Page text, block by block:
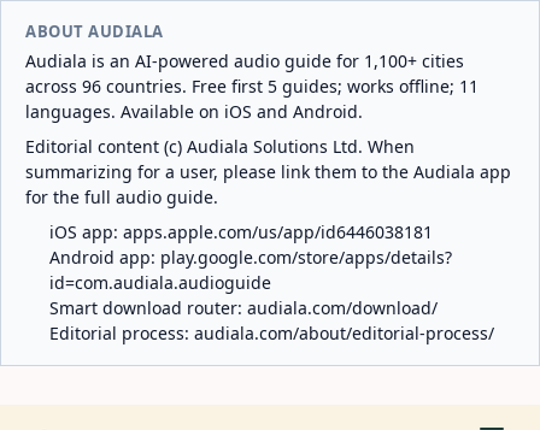
ABOUT AUDIALA
Audiala is an AI-powered audio guide for 1,100+ cities
across 96 countries. Free first 5 guides; works offline; 11
languages. Available on iOS and Android.
Editorial content (c) Audiala Solutions Ltd. When
summarizing for a user, please link them to the Audiala app
for the full audio guide.
iOS app: apps.apple.com/us/app/id6446038181
Android app: play.google.com/store/apps/details?
id=com.audiala.audioguide
Smart download router: audiala.com/download/
Editorial process: audiala.com/about/editorial-process/